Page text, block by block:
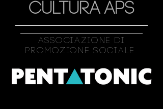
CULTURA APS
Associazione Di
Promozione Sociale